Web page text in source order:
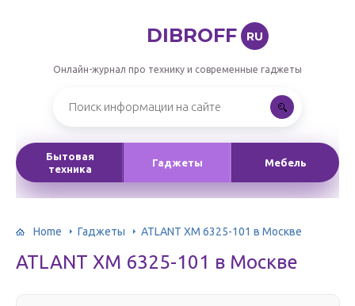
DIBROFF RU
Онлайн-журнал про технику и современные гаджеты
Бытовая
техника
Гаджеты Мебель
Home Гаджеты ATLANT ХМ 6325-101 в Москве
ATLANT ХМ 6325-101 в Москве